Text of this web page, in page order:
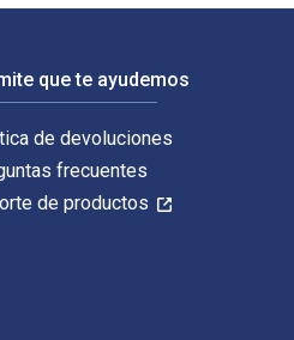
que te ayudemos
de devoluciones
frecuentes
de productos